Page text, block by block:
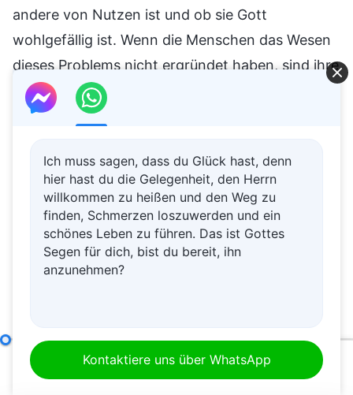
Ich muss sagen, dass du Glück hast, denn
hier hast du die Gelegenheit, den Herrn
willkommen zu heißen und den Weg zu
finden, Schmerzen loszuwerden und ein
schönes Leben zu führen. Das ist Gottes
Segen für dich, bist du bereit, ihn
anzunehmen?
Kontaktiere uns über WhatsApp